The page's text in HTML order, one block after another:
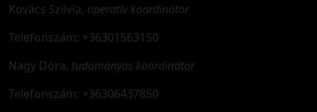
Kovács Szilvia, operatív koordinátor
Telefonszám: +36301563150
Nagy Dóra, tudományos koordinátor
Telefonszám: +36306437850